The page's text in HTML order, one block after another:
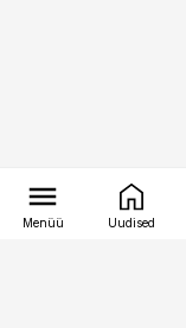
Menüü Uudised